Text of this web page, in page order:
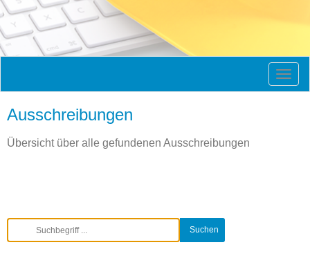
Ausschreibungen
Übersicht über alle gefundenen Ausschreibungen